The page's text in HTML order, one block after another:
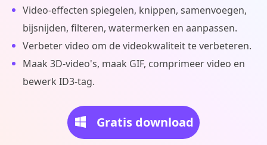
Video-effecten spiegelen, knippen, samenvoegen,
bijsnijden, filteren, watermerken en aanpassen.
Verbeter video om de videokwaliteit te verbeteren.
Maak 3D-video's, maak GIF, comprimeer video en
bewerk ID3-tag.
Gratis download